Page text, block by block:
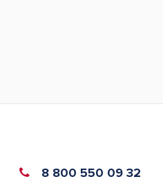
8 800 550 09 32